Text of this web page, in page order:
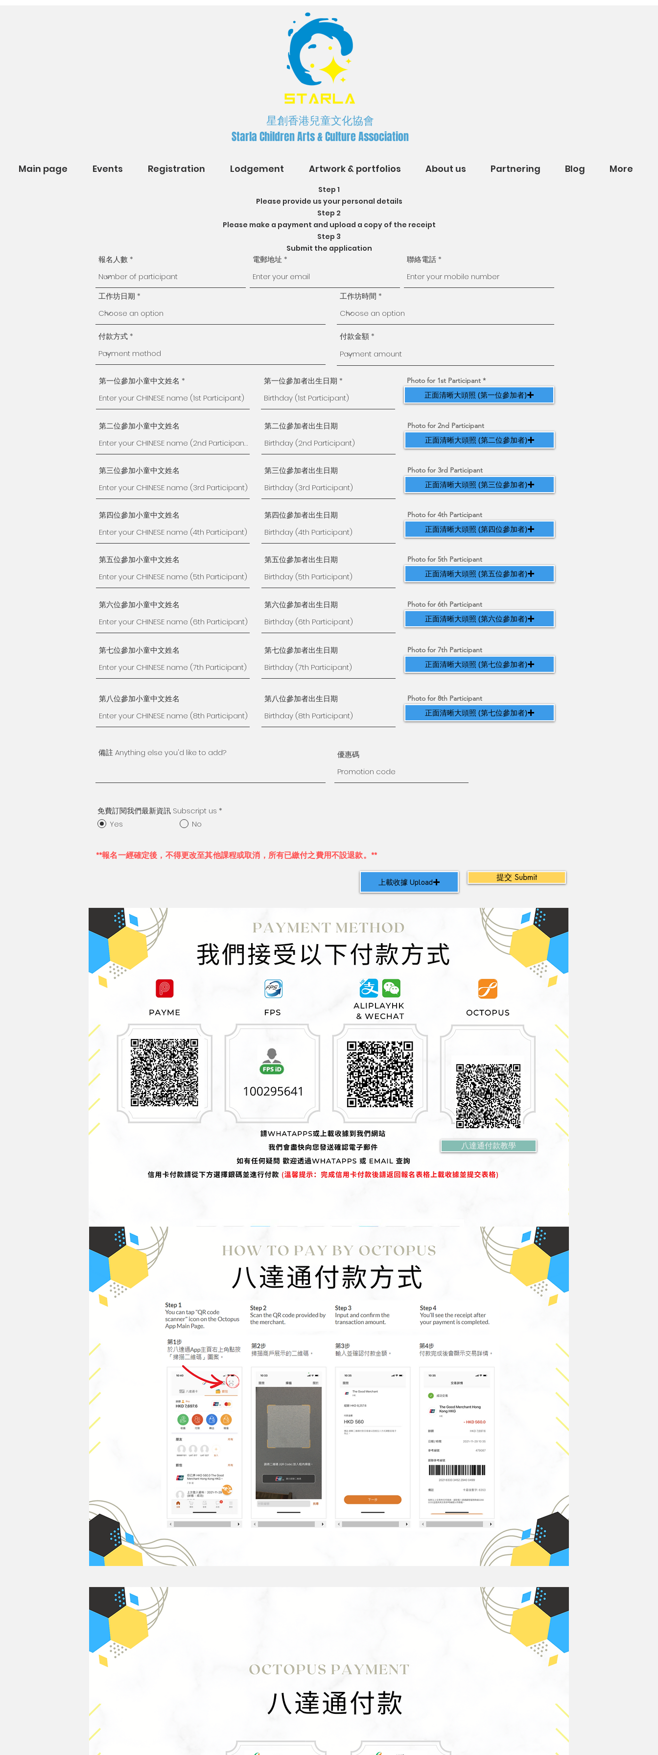
星創香港兒童文化協會
Starla Children Arts & Culture Association
Main page Events Registration Lodgement Artwork & portfolios About us Partnering Blog More
Step 1
Please provide us your personal details
Step 2
Please make a payment and upload a copy of the receipt
Step 3
Submit the application
報名人數 電郵地址 聯絡電話
工作坊日期 工作坊時間
付款方式 付款金額
第一位參加小童中文姓名 第一位參加者出生日期 Photo for 1st Participant
正面清晰大頭照 (第一位參加者)
第二位參加小童中文姓名 第二位參加者出生日期 Photo for 2nd Participant
正面清晰大頭照 (第二位參加者)
第三位參加小童中文姓名 第三位參加者出生日期 Photo for 3rd Participant
正面清晰大頭照 (第三位參加者)
第四位參加小童中文姓名 第四位參加者出生日期 Photo for 4th Participant
正面清晰大頭照 (第四位參加者)
第五位參加小童中文姓名 第五位參加者出生日期 Photo for 5th Participant
正面清晰大頭照 (第五位參加者)
第六位參加小童中文姓名 第六位參加者出生日期 Photo for 6th Participant
正面清晰大頭照 (第六位參加者)
第七位參加小童中文姓名 第七位參加者出生日期 Photo for 7th Participant
正面清晰大頭照 (第七位參加者)
第八位參加小童中文姓名 第八位參加者出生日期 Photo for 8th Participant
正面清晰大頭照 (第七位參加者)
優惠碼
免費訂閱我們最新資訊 Subscript us *
Yes
No
**報名一經確定後，不得更改至其他課程或取消，所有已繳付之費用不設退款。**
上載收據 Upload 提交 Submit
八達通付款教學
$700 $1,400